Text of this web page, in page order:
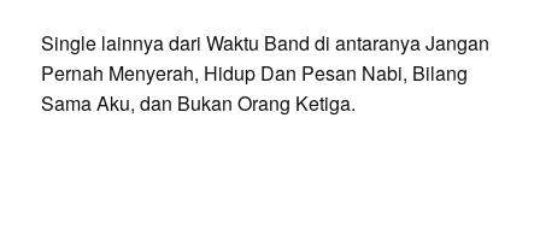
Single lainnya dari Waktu Band di antaranya Jangan
Pernah Menyerah, Hidup Dan Pesan Nabi, Bilang
Sama Aku, dan Bukan Orang Ketiga.